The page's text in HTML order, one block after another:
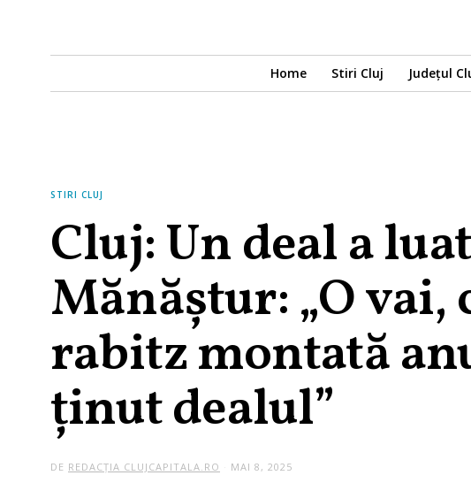
Home Stiri Cluj Județul
STIRI CLUJ
Cluj: Un deal a
Mănăștur: „O vai,
rabitz montată
ținut dealul”
DE REDACȚIA CLUJCAPITALA.RO MAI 8, 2025